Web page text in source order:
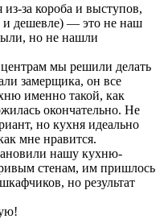
за короба и выступов,
и дешевле) — это не наш
но не нашли
мы решили делать
замерщика, он все
именно такой, как
окончательно. Не
но кухня идеально
мне нравится.
нашу кухню-
стенам, им пришлось
но результат